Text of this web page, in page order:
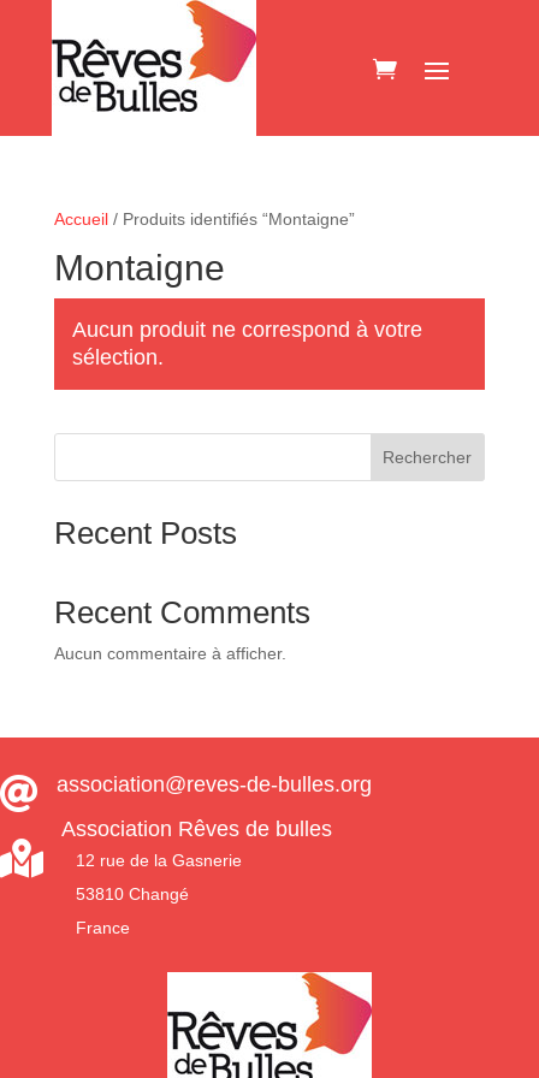
Accueil/ Produits identifiés “Montaigne”
Montaigne
Aucun produit ne correspond à votre
sélection.
Rechercher
Recent Posts
Recent Comments
Aucun commentaire à afficher.
 association@reves-de-bulles.org

Association Rêves de bulles
12 rue de la Gasnerie
53810 Changé
France